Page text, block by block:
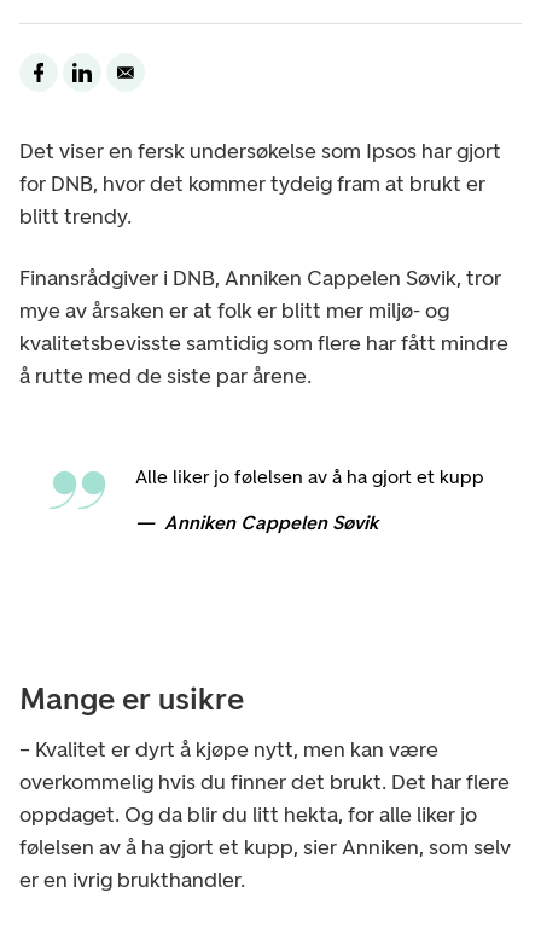
Det viser en fersk undersøkelse som Ipsos har gjort
for DNB, hvor det kommer tydeig fram at brukt er
blitt trendy.
Finansrådgiver i DNB, Anniken Cappelen Søvik, tror
mye av årsaken er at folk er blitt mer miljø- og
kvalitetsbevisste samtidig som flere har fått mindre
å rutte med de siste par årene.
Alle liker jo følelsen av å ha gjort et kupp
Anniken Cappelen Søvik
Mange er usikre
– Kvalitet er dyrt å kjøpe nytt, men kan være
overkommelig hvis du finner det brukt. Det har flere
oppdaget. Og da blir du litt hekta, for alle liker jo
følelsen av å ha gjort et kupp, sier Anniken, som selv
er en ivrig brukthandler.